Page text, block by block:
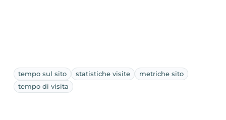
tempo sul sito statistiche visite
metriche sito
tempo di visita